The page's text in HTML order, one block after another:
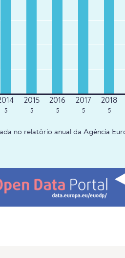
5 5 5 5 5
no relatório anual da Agência